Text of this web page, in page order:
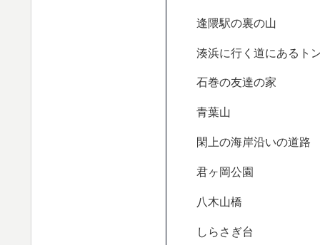
逢隈駅の裏の山
湊浜に行く道にあるト
石巻の友達の家
青葉山
閑上の海岸沿いの道路
君ヶ岡公園
八木山橋
しらさぎ台